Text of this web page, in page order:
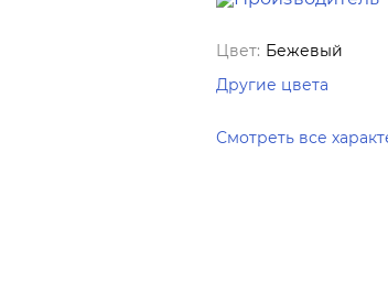
Цвет: Бежевый
Другие цвета
Смотреть все